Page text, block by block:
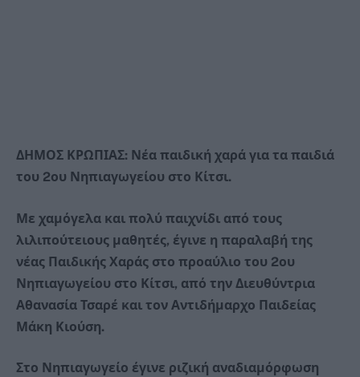
ΔΗΜΟΣ ΚΡΩΠΙΑΣ: Νέα παιδική χαρά για τα παιδιά
του 2ου Νηπιαγωγείου στο Κίτσι.
Με χαμόγελα και πολύ παιχνίδι από τους
λιλιπούτειους μαθητές, έγινε η παραλαβή της
νέας Παιδικής Χαράς στο προαύλιο του 2ου
Νηπιαγωγείου στο Κίτσι, από την Διευθύντρια
Αθανασία Τσαρέ και τον Αντιδήμαρχο Παιδείας
Μάκη Κιούση.
Στο Νηπιαγωγείο έγινε ριζική αναδιαμόρφωση